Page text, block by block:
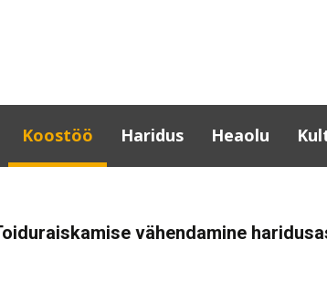
Koostöö
Eesti-sisesed projektid
Haridus
haridusasutused
Heaolu
Noortegarantii
vähendamine